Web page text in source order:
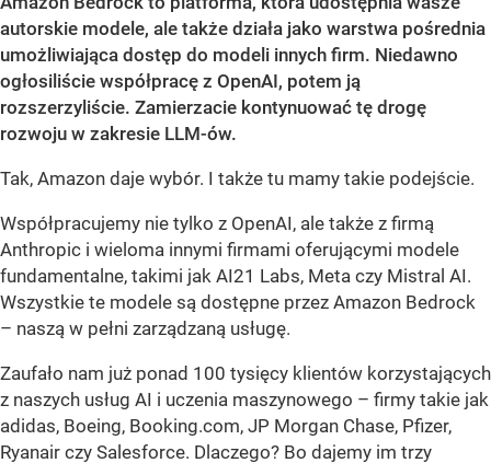
autorskie modele, ale także działa jako warstwa pośrednia
umożliwiająca dostęp do modeli innych firm. Niedawno
ogłosiliście współpracę z OpenAI, potem ją
rozszerzyliście. Zamierzacie kontynuować tę drogę
rozwoju w zakresie LLM-ów.
Tak, Amazon daje wybór. I także tu mamy takie podejście.
Współpracujemy nie tylko z OpenAI, ale także z firmą
Anthropic i wieloma innymi firmami oferującymi modele
fundamentalne, takimi jak AI21 Labs, Meta czy Mistral AI.
Wszystkie te modele są dostępne przez Amazon Bedrock
– naszą w pełni zarządzaną usługę.
Zaufało nam już ponad 100 tysięcy klientów korzystających
z naszych usług AI i uczenia maszynowego – firmy takie jak
adidas, Boeing, Booking.com, JP Morgan Chase, Pfizer,
Ryanair czy Salesforce. Dlaczego? Bo dajemy im trzy